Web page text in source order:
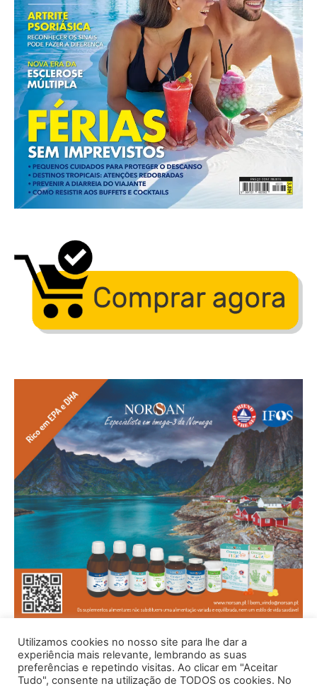
Utilizamos cookies no nosso site para lhe dar a
experiência mais relevante, lembrando as suas
preferências e repetindo visitas. Ao clicar em "Aceitar
Tudo", consente na utilização de TODOS os cookies. No